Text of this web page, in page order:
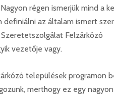
régen ismerjük mind a
definiálni az általam ismert
Felzárkózó
vezetője vagy.
települések programon
merthogy ez egy nagyon